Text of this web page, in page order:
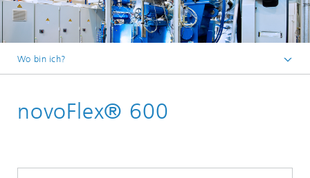
Wo bin ich?
novoFlex® 600